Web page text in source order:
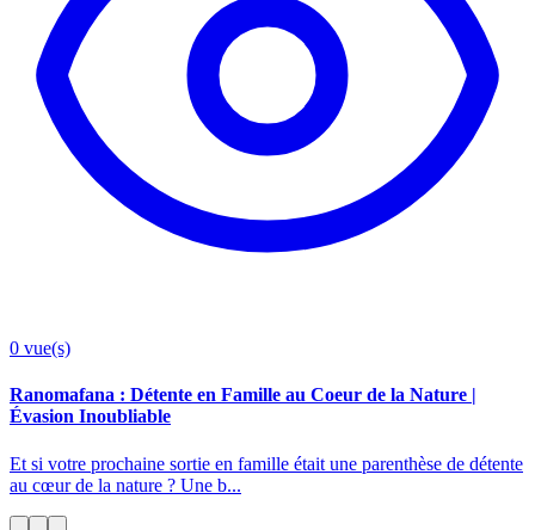
0 vue(s)
Ranomafana : Détente en Famille au Coeur de la Nature |
Évasion Inoubliable
Et si votre prochaine sortie en famille était une parenthèse de détente
au cœur de la nature ? Une b...